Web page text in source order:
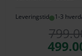
Leveringstid 1-3